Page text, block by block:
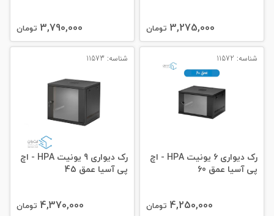
3,275,000 تومان 3,790,000 تومان
شناسه: 11572
رک دیواری 6 یونیت HPA - اچ
پی آسیا عمق 60
4,250,000 تومان
شناسه: 11573
رک دیواری 9 یونیت HPA - اچ
پی آسیا عمق 45
4,370,000 تومان